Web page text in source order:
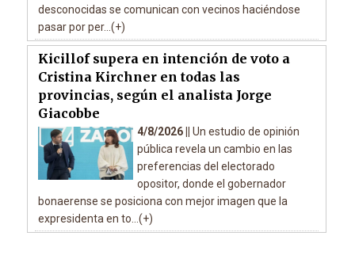
desconocidas se comunican con vecinos haciéndose
pasar por per...(+)
Kicillof supera en intención de voto a
Cristina Kirchner en todas las
provincias, según el analista Jorge
Giacobbe
4/8/2026 || Un estudio de opinión
pública revela un cambio en las
preferencias del electorado
opositor, donde el gobernador
bonaerense se posiciona con mejor imagen que la
expresidenta en to...(+)